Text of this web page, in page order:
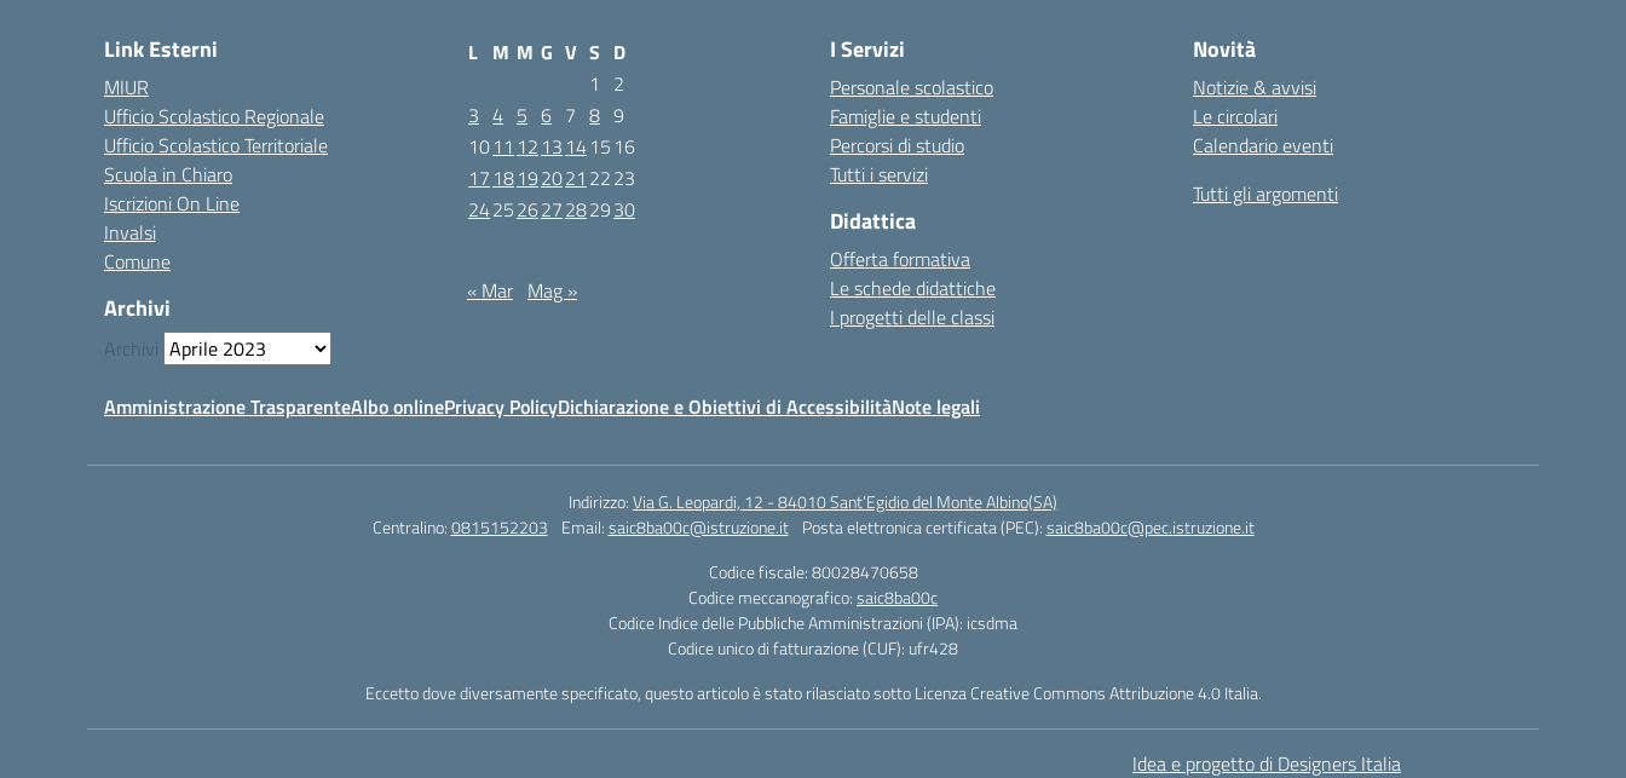
Link Esterni
MIUR
Ufficio Scolastico Regionale
Ufficio Scolastico Territoriale
Scuola in Chiaro
Iscrizioni On Line
Invalsi
Comune
Archivi
Archivi
L M M G V S D
1
2
3 4 5 6 7 8 9
1011 12 13 1415 16
17 18192021 2223
24252627282930
« Mar Mag »
I Servizi
Personale scolastico
Famiglie e studenti
Percorsi di studio
Tutti i servizi
Didattica
Offerta formativa
Le schede didattiche
I progetti delle classi
Novità
Notizie & avvisi
Le circolari
Calendario eventi
Tutti gli argomenti
Amministrazione TrasparenteAlbo onlinePrivacy PolicyDichiarazione e Obiettivi di AccessibilitàNote legali
Indirizzo:Via G. Leopardi, 12 - 84010 Sant’Egidio del Monte Albino(SA)
Centralino:0815152203 Email:saic8ba00c@istruzione.it Posta elettronica certificata (PEC):saic8ba00c@pec.istruzione.it
Codice fiscale: 80028470658
Codice meccanografico:saic8ba00c
Codice Indice delle Pubbliche Amministrazioni (IPA): icsdma
Codice unico di fatturazione (CUF): ufr428
Eccetto dove diversamente specificato, questo articolo è stato rilasciato sotto Licenza Creative Commons Attribuzione 4.0 Italia.
Idea e progetto di Designers Italia